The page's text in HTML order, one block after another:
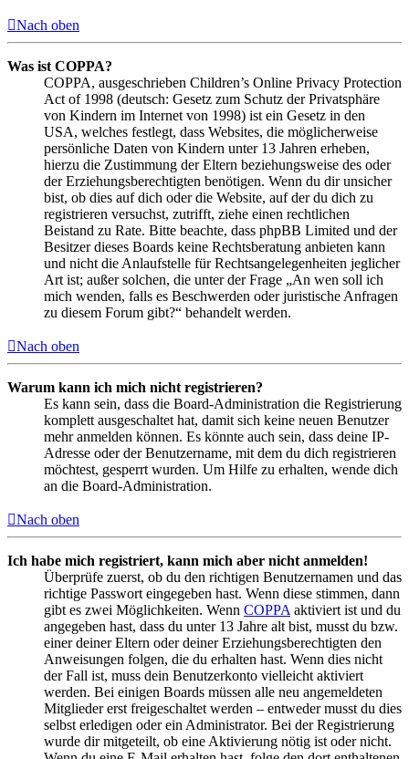
Nach oben
Was ist COPPA?
COPPA, ausgeschrieben Children’s Online Privacy Protection
Act of 1998 (deutsch: Gesetz zum Schutz der Privatsphäre
von Kindern im Internet von 1998) ist ein Gesetz in den
USA, welches festlegt, dass Websites, die möglicherweise
persönliche Daten von Kindern unter 13 Jahren erheben,
hierzu die Zustimmung der Eltern beziehungsweise des oder
der Erziehungsberechtigten benötigen. Wenn du dir unsicher
bist, ob dies auf dich oder die Website, auf der du dich zu
registrieren versuchst, zutrifft, ziehe einen rechtlichen
Beistand zu Rate. Bitte beachte, dass phpBB Limited und der
Besitzer dieses Boards keine Rechtsberatung anbieten kann
und nicht die Anlaufstelle für Rechtsangelegenheiten jeglicher
Art ist; außer solchen, die unter der Frage „An wen soll ich
mich wenden, falls es Beschwerden oder juristische Anfragen
zu diesem Forum gibt?“ behandelt werden.
Nach oben
Warum kann ich mich nicht registrieren?
Es kann sein, dass die Board-Administration die Registrierung
komplett ausgeschaltet hat, damit sich keine neuen Benutzer
mehr anmelden können. Es könnte auch sein, dass deine IP-
Adresse oder der Benutzername, mit dem du dich registrieren
möchtest, gesperrt wurden. Um Hilfe zu erhalten, wende dich
an die Board-Administration.
Nach oben
Ich habe mich registriert, kann mich aber nicht anmelden!
Überprüfe zuerst, ob du den richtigen Benutzernamen und das
richtige Passwort eingegeben hast. Wenn diese stimmen, dann
gibt es zwei Möglichkeiten. Wenn COPPA aktiviert ist und du
angegeben hast, dass du unter 13 Jahre alt bist, musst du bzw.
einer deiner Eltern oder deiner Erziehungsberechtigten den
Anweisungen folgen, die du erhalten hast. Wenn dies nicht
der Fall ist, muss dein Benutzerkonto vielleicht aktiviert
werden. Bei einigen Boards müssen alle neu angemeldeten
Mitglieder erst freigeschaltet werden – entweder musst du dies
selbst erledigen oder ein Administrator. Bei der Registrierung
wurde dir mitgeteilt, ob eine Aktivierung nötig ist oder nicht.